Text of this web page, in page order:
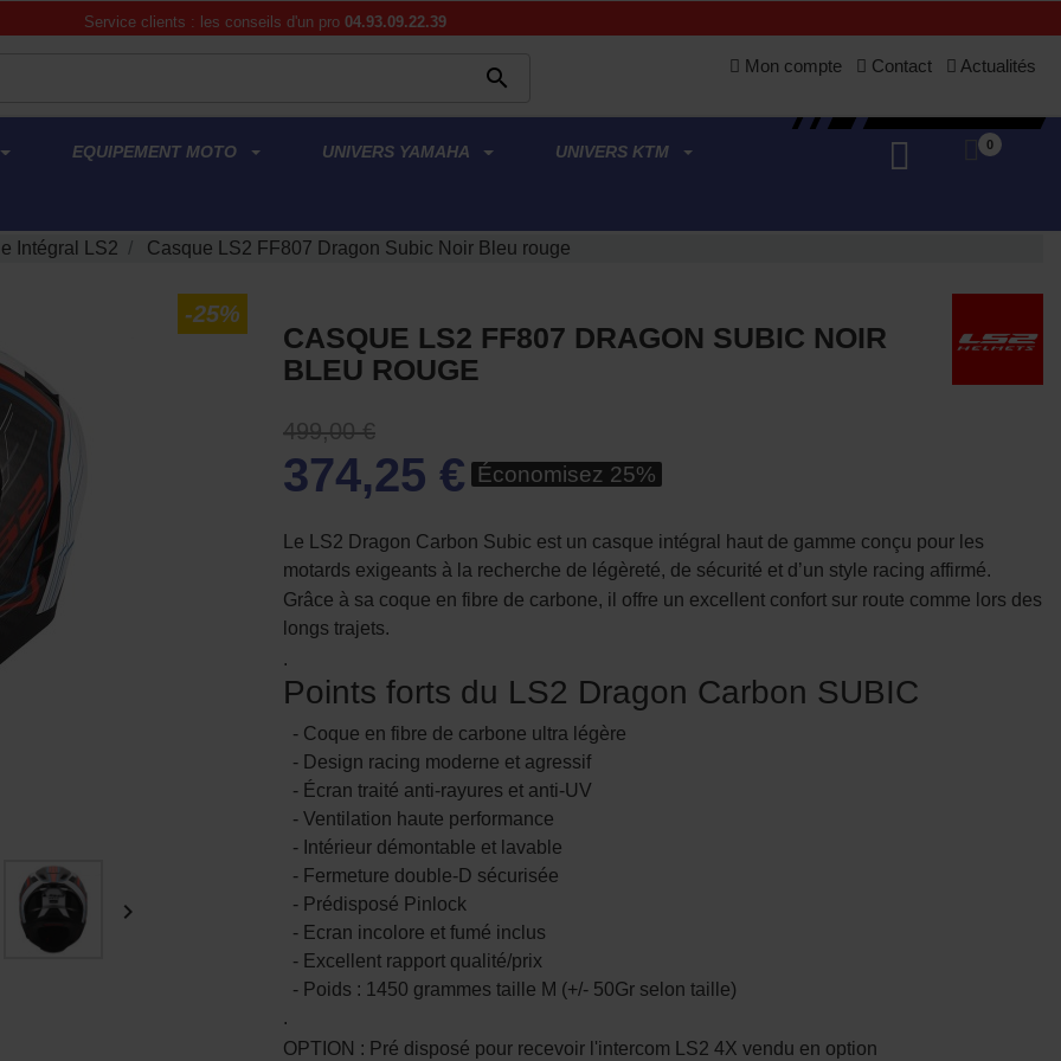
Service clients : les conseils d'un pro 04.93.09.22.39
 Mon compte Contact Actualités
EQUIPEMENT MOTO UNIVERS YAMAHA UNIVERS KTM 0
Intégral LS2 Casque LS2 FF807 Dragon Subic Noir Bleu rouge
-25%

CASQUE LS2 FF807 DRAGON SUBIC NOIR
BLEU ROUGE
499,00 €
374,25 € Économisez 25%
Le LS2 Dragon Carbon Subic est un casque intégral haut de gamme conçu pour les
motards exigeants à la recherche de légèreté, de sécurité et d’un style racing affirmé.
Grâce à sa coque en fibre de carbone, il offre un excellent confort sur route comme lors des
longs trajets.
.
Points forts du LS2 Dragon Carbon SUBIC
- Coque en fibre de carbone ultra légère
- Design racing moderne et agressif
- Écran traité anti-rayures et anti-UV
- Ventilation haute performance
- Intérieur démontable et lavable
- Fermeture double-D sécurisée
- Prédisposé Pinlock
- Ecran incolore et fumé inclus
- Excellent rapport qualité/prix
- Poids : 1450 grammes taille M (+/- 50Gr selon taille)
.
OPTION : Pré disposé pour recevoir l'intercom LS2 4X vendu en option